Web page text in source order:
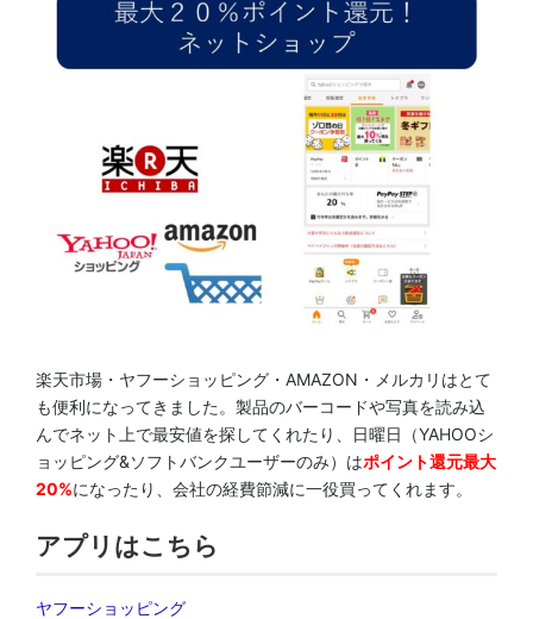
楽天市場・ヤフーショッピング・AMAZON・メルカリはとて
も便利になってきました。製品のバーコードや写真を読み込
んでネット上で最安値を探してくれたり、日曜日（YAHOOシ
ョッピング&ソフトバンクユーザーのみ）はポイント還元最大
20%になったり、会社の経費節減に一役買ってくれます。
アプリはこちら
ヤフーショッピング